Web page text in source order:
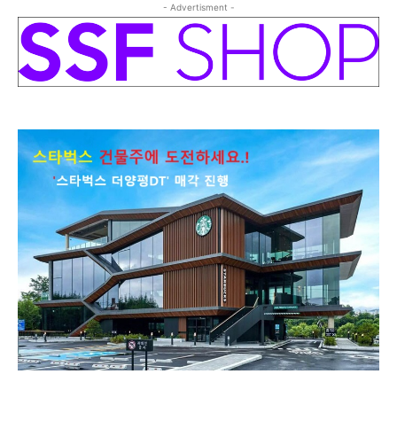
- Advertisment -